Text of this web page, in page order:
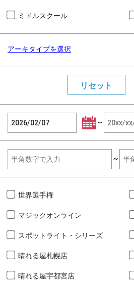
ミドルスクール
アーキタイプを選択
~
~
世界選手権
マジックオンライン
スポットライト・シリーズ
晴れる屋札幌店
晴れる屋宇都宮店